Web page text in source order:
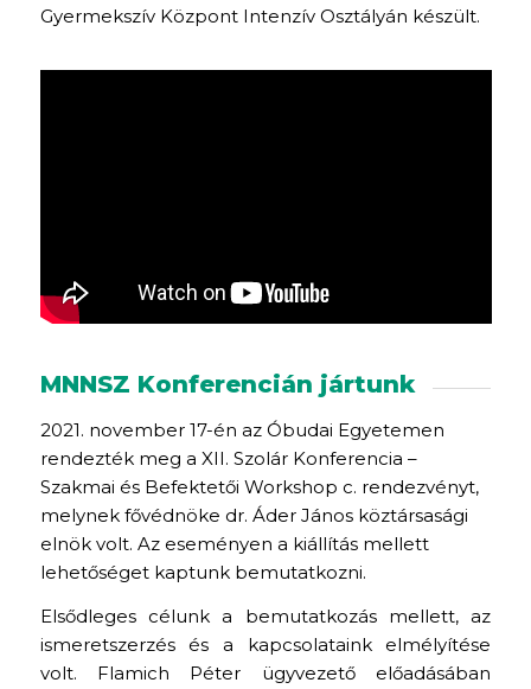
Gyermekszív Központ Intenzív Osztályán készült.
MNNSZ Konferencián jártunk
2021. november 17-én az Óbudai Egyetemen
rendezték meg a XII. Szolár Konferencia –
Szakmai és Befektetői Workshop c. rendezvényt,
melynek fővédnöke dr. Áder János köztársasági
elnök volt. Az eseményen a kiállítás mellett
lehetőséget kaptunk bemutatkozni.
Elsődleges célunk a bemutatkozás mellett, az
ismeretszerzés és a kapcsolataink elmélyítése
volt. Flamich Péter ügyvezető előadásában